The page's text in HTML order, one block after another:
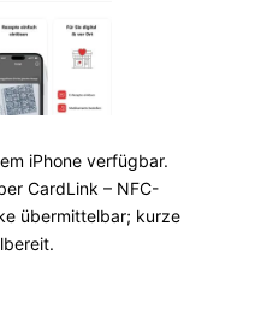
iPhone verfügbar.
CardLink – NFC-
übermittelbar; kurze